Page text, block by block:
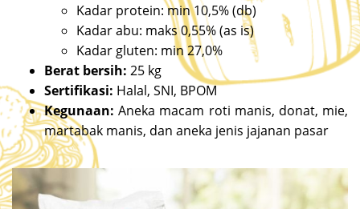
Kadar protein: min 10,5% (db)
Kadar abu: maks 0,55% (as is)
Kadar gluten: min 27,0%
Berat bersih: 25 kg
Sertifikasi: Halal, SNI, BPOM
Kegunaan:Aneka macam roti manis, donat, mie,
martabak manis, dan aneka jenis jajanan pasar